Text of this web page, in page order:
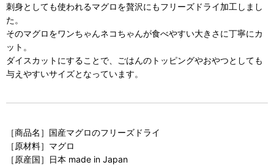
刺身としても使われるマグロを贅沢にもフリーズドライ加工しまし
た。
そのマグロをワンちゃんネコちゃんが食べやすい大きさに丁寧にカ
ット。
ダイスカットにすることで、ごはんのトッピングやおやつとしても
与えやすいサイズとなっています。
［商品名］国産マグロのフリーズドライ
［原材料］マグロ
［原産国］日本 made in Japan